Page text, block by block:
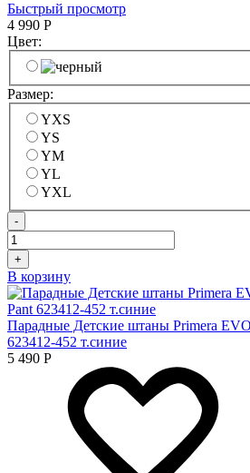
Быстрый просмотр
4 990 Р
Цвет:
Размер:
YXS
YS
YM
YL
YXL
-
+
В корзину
Парадные Детские штаны Primera
623412-452 т.синие
5 490 Р